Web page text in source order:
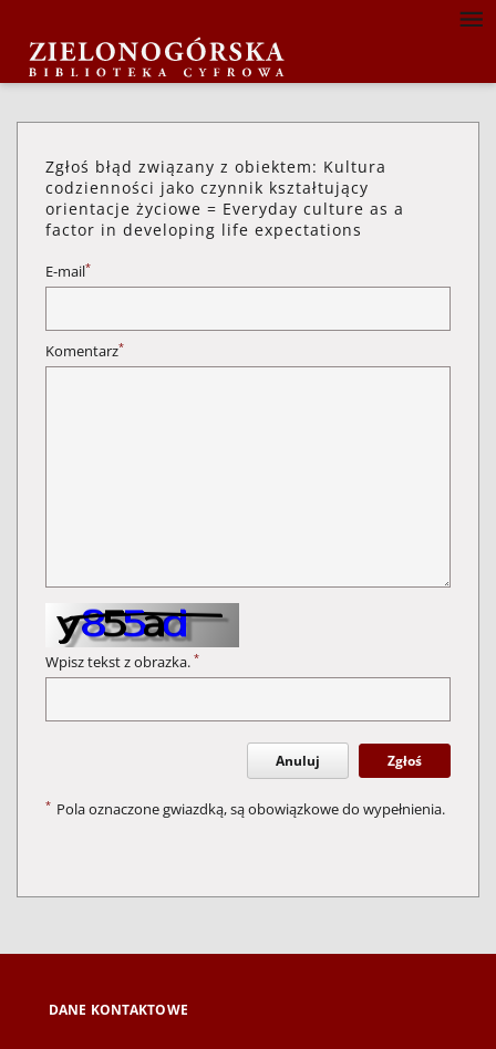
Zgłoś błąd związany z obiektem: Kultura
codzienności jako czynnik kształtujący
orientacje życiowe = Everyday culture as a
factor in developing life expectations
E-mail*
Komentarz*
Wpisz tekst z obrazka. *
Anuluj Zgłoś
* Pola oznaczone gwiazdką, są obowiązkowe do wypełnienia.
DANE KONTAKTOWE